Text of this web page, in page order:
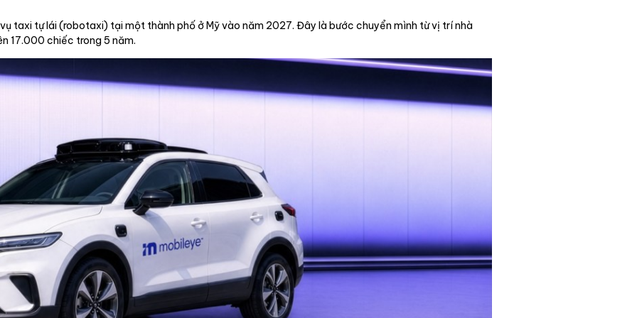
taxi tự lái (robotaxi) tại một thành phố ở Mỹ vào năm 2027. Đây là bước chuyển mình từ vị trí nhà
17.000 chiếc trong 5 năm.